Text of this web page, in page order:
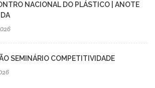
NACIONAL DO PLÁSTICO | ANOTE
SEMINÁRIO COMPETITIVIDADE